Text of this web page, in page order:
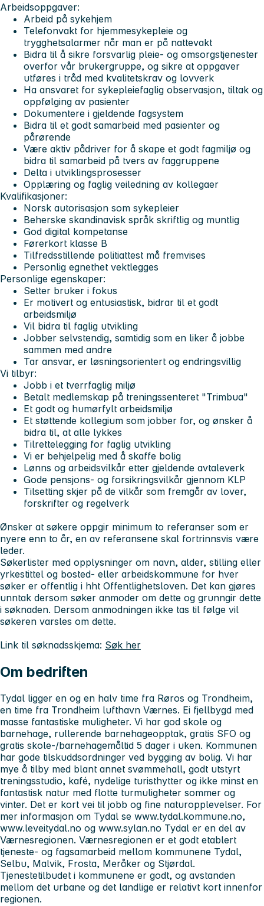
Arbeidsoppgaver:
Arbeid på sykehjem
Telefonvakt for hjemmesykepleie og
trygghetsalarmer når man er på nattevakt
Bidra til å sikre forsvarlig pleie- og omsorgstjenester
overfor vår brukergruppe, og sikre at oppgaver
utføres i tråd med kvalitetskrav og lovverk
Ha ansvaret for sykepleiefaglig observasjon, tiltak og
oppfølging av pasienter
Dokumentere i gjeldende fagsystem
Bidra til et godt samarbeid med pasienter og
pårørende
Være aktiv pådriver for å skape et godt fagmiljø og
bidra til samarbeid på tvers av faggruppene
Delta i utviklingsprosesser
Opplæring og faglig veiledning av kollegaer
Kvalifikasjoner:
Norsk autorisasjon som sykepleier
Beherske skandinavisk språk skriftlig og muntlig
God digital kompetanse
Førerkort klasse B
Tilfredsstillende politiattest må fremvises
Personlig egnethet vektlegges
Personlige egenskaper:
Setter bruker i fokus
Er motivert og entusiastisk, bidrar til et godt
arbeidsmiljø
Vil bidra til faglig utvikling
Jobber selvstendig, samtidig som en liker å jobbe
sammen med andre
Tar ansvar, er løsningsorientert og endringsvillig
Vi tilbyr:
Jobb i et tverrfaglig miljø
Betalt medlemskap på treningssenteret "Trimbua"
Et godt og humørfylt arbeidsmiljø
Et støttende kollegium som jobber for, og ønsker å
bidra til, at alle lykkes
Tilrettelegging for faglig utvikling
Vi er behjelpelig med å skaffe bolig
Lønns og arbeidsvilkår etter gjeldende avtaleverk
Gode pensjons- og forsikringsvilkår gjennom KLP
Tilsetting skjer på de vilkår som fremgår av lover,
forskrifter og regelverk
Ønsker at søkere oppgir minimum to referanser som er
nyere enn to år, en av referansene skal fortrinnsvis være
leder.
Søkerlister med opplysninger om navn, alder, stilling eller
yrkestittel og bosted- eller arbeidskommune for hver
søker er offentlig i hht Offentlighetsloven. Det kan gjøres
unntak dersom søker anmoder om dette og grunngir dette
i søknaden. Dersom anmodningen ikke tas til følge vil
søkeren varsles om dette.
Link til søknadsskjema: Søk her
Om bedriften
Tydal ligger en og en halv time fra Røros og Trondheim,
en time fra Trondheim lufthavn Værnes. Ei fjellbygd med
masse fantastiske muligheter. Vi har god skole og
barnehage, rullerende barnehageopptak, gratis SFO og
gratis skole-/barnehagemåltid 5 dager i uken. Kommunen
har gode tilskuddsordninger ved bygging av bolig. Vi har
mye å tilby med blant annet svømmehall, godt utstyrt
treningsstudio, kafé, nydelige turisthytter og ikke minst en
fantastisk natur med flotte turmuligheter sommer og
vinter. Det er kort vei til jobb og fine naturopplevelser. For
mer informasjon om Tydal se www.tydal.kommune.no,
www.leveitydal.no og www.sylan.no Tydal er en del av
Værnesregionen. Værnesregionen er et godt etablert
tjeneste- og fagsamarbeid mellom kommunene Tydal,
Selbu, Malvik, Frosta, Meråker og Stjørdal.
Tjenestetilbudet i kommunene er godt, og avstanden
mellom det urbane og det landlige er relativt kort innenfor
regionen.